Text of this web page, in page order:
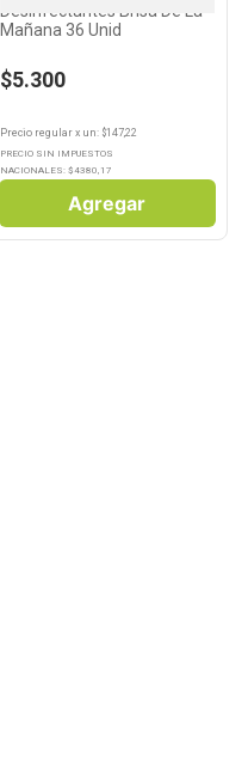
Desinfectantes Brisa De La
Mañana 36 Unid
$5.300
Precio regularx un: $147,22
PRECIO SIN IMPUESTOS
NACIONALES: $4380,17
Agregar